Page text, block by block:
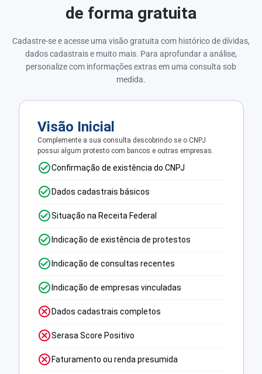
de forma gratuita
Cadastre-se e acesse uma visão gratuita com histórico de dívidas,
dados cadastrais e muito mais. Para aprofundar a análise,
personalize com informações extras em uma consulta sob
medida.
Visão Inicial
Complemente a sua consulta descobrindo se o CNPJ
possui algum protesto com bancos e outras empresas.
Confirmação de existência do CNPJ
Dados cadastrais básicos
Situação na Receita Federal
Indicação de existência de protestos
Indicação de consultas recentes
Indicação de empresas vinculadas
Dados cadastrais completos
Serasa Score Positivo
Faturamento ou renda presumida